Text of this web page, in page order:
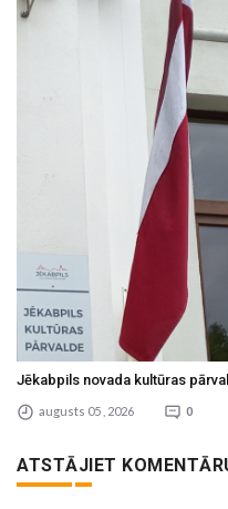
Jēkabpils novada kultūras
augusts 05 , 2026 0
ATSTĀJIET